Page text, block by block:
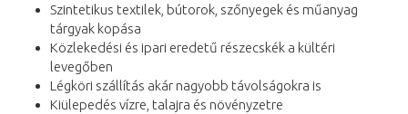
Szintetikus textilek, bútorok, szőnyegek és műanyag
tárgyak kopása
Közlekedési és ipari eredetű részecskék a kültéri
levegőben
Légköri szállítás akár nagyobb távolságokra is
Kiülepedés vízre, talajra és növényzetre